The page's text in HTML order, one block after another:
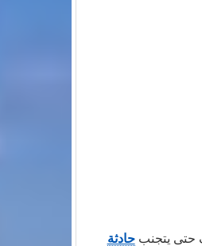
حتى يتجنبحادثة